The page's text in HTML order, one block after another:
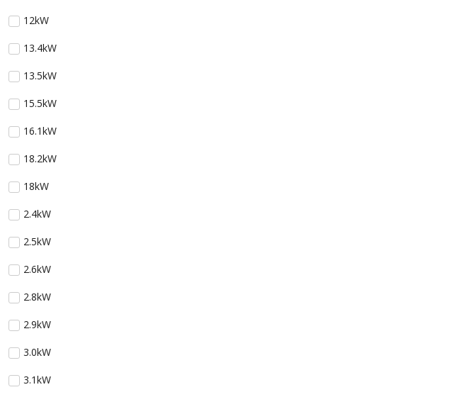
12kW
13.4kW
13.5kW
15.5kW
16.1kW
18.2kW
18kW
2.4kW
2.5kW
2.6kW
2.8kW
2.9kW
3.0kW
3.1kW